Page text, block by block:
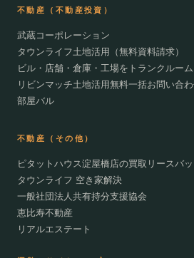
不動産（不動産投資）
武蔵コーポレーション
タウンライフ土地活用（無料資料請求）
ビル・店舗・倉庫・工場をトランクルーム
リビンマッチ土地活用無料一括お問い合
部屋バル
不動産（その他）
ピタットハウス淀屋橋店の買取リースバッ
タウンライフ 空き家解決
一般社団法人共有持分支援協会
恵比寿不動産
リアルエステート